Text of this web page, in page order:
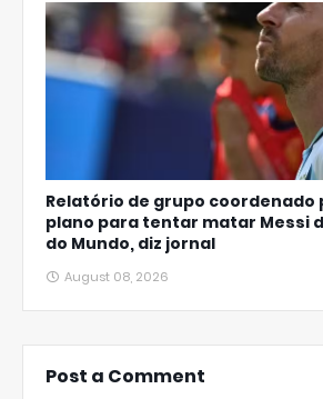
Relatório de grupo coordenado
plano para tentar matar Messi
do Mundo, diz jornal
August 08, 2026
Post a Comment